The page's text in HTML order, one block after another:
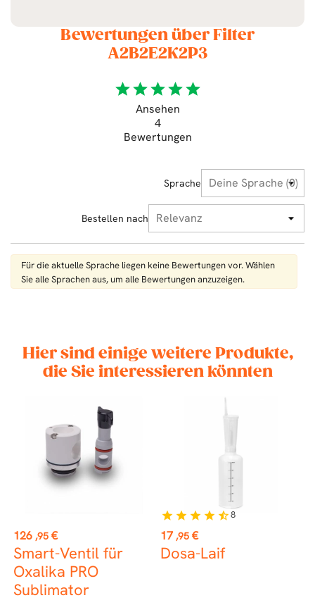
Bewertungen über Filter
A2B2E2K2P3
starstarstarstarstar
Ansehen
4
Bewertungen
Sprache
Bestellen nach
Für die aktuelle Sprache liegen keine Bewertungen vor. Wählen
Sie alle Sprachen aus, um alle Bewertungen anzuzeigen.
Hier sind einige weitere Produkte,
die Sie interessieren könnten
Preis
126 ,95 €
Smart-Ventil für
Oxalika PRO
Sublimator
Preis
17 ,95 €
Dosa-Laif
star star star star star_half8